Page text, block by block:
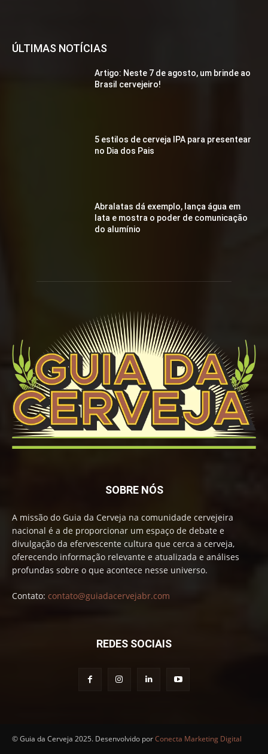
ÚLTIMAS NOTÍCIAS
Artigo: Neste 7 de agosto, um brinde ao
Brasil cervejeiro!
5 estilos de cerveja IPA para presentear
no Dia dos Pais
Abralatas dá exemplo, lança água em
lata e mostra o poder de comunicação
do alumínio
SOBRE NÓS
A missão do Guia da Cerveja na comunidade cervejeira
nacional é a de proporcionar um espaço de debate e
divulgação da efervescente cultura que cerca a cerveja,
oferecendo informação relevante e atualizada e análises
profundas sobre o que acontece nesse universo.
Contato: contato@guiadacervejabr.com
REDES SOCIAIS
© Guia da Cerveja 2025. Desenvolvido porConecta Marketing Digital